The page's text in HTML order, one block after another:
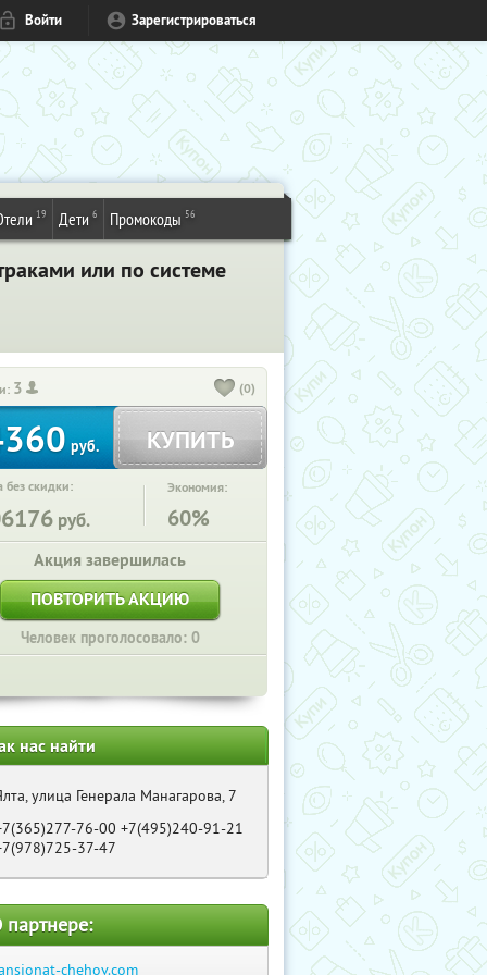
Войти Зарегистрироваться
19 Дети 6 Промокоды 56
или по системе
3 (0)
руб. КУПИТЬ
без скидки:
руб.
Экономия:
60%
Акция завершилась
ПОВТОРИТЬ АКЦИЮ
Человек проголосовало: 0
нас найти
улица Генерала Манагарова, 7
76-00 +7(495)240-91-21
37-47
партнере:
chehov.com